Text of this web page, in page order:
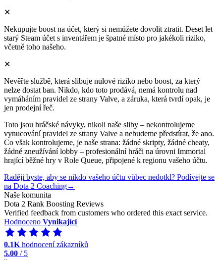
✕
Nekupujte boost na účet, který si nemůžete dovolit ztratit. Deset let
starý Steam účet s inventářem je špatné místo pro jakékoli riziko,
včetně toho našeho.
✕
Nevěřte službě, která slibuje nulové riziko nebo boost, za který
nelze dostat ban. Nikdo, kdo toto prodává, nemá kontrolu nad
vymáháním pravidel ze strany Valve, a záruka, která tvrdí opak, je
jen prodejní řeč.
Toto jsou hráčské návyky, nikoli naše sliby – nekontrolujeme
vynucování pravidel ze strany Valve a nebudeme předstírat, že ano.
Co však kontrolujeme, je naše strana: žádné skripty, žádné cheaty,
žádné zneužívání lobby – profesionální hráči na úrovni Immortal
hrající běžné hry v Role Queue, připojené k regionu vašeho účtu.
Raději byste, aby se nikdo vašeho účtu vůbec nedotkl? Podívejte se
na Dota 2 Coaching→
Naše komunita
Dota 2 Rank Boosting Reviews
Verified feedback from customers who ordered this exact service.
Hodnoceno Vynikající
0.1K hodnocení zákazníků
5.00 / 5